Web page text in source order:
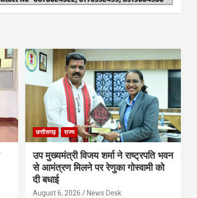
छत्तीसगढ़ राज्य
उप मुख्यमंत्री विजय शर्मा ने राष्ट्रपति भवन
से आमंत्रण मिलने पर रेणुका गोस्वामी को
दी बधाई
August 6, 2026 News Desk